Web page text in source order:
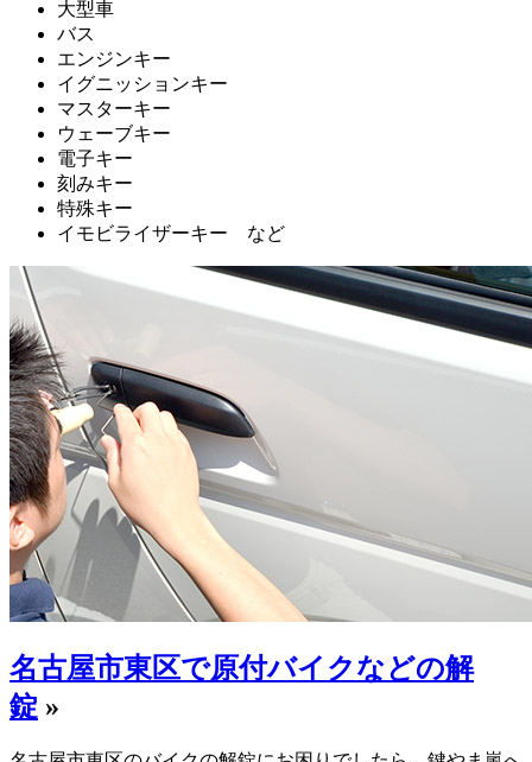
大型車
バス
エンジンキー
イグニッションキー
マスターキー
ウェーブキー
電子キー
刻みキー
特殊キー
イモビライザーキー など
名古屋市東区で原付バイクなどの解
錠 »